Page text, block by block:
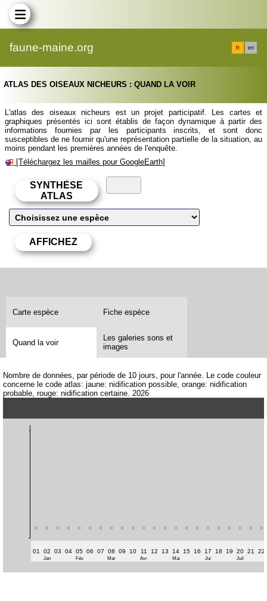
faune-maine.org fr en
ATLAS DES OISEAUX NICHEURS : QUAND LA VOIR
L'atlas des oiseaux nicheurs est un projet participatif. Les cartes et
graphiques présentés ici sont établis de façon dynamique à partir des
informations fournies par les participants inscrits, et sont donc
susceptibles de ne fournir qu'une représentation partielle de la situation, au
moins pendant les premières années de l'enquête.
[Téléchargez les mailles pour GoogleEarth]
Carte espèce Fiche espèce
Quand la voir
Les galeries sons et
images
Nombre de données, par période de 10 jours, pour l'année. Le code couleur
concerne le code atlas: jaune: nidification possible, orange: nidification
probable, rouge: nidification certaine. 2026
0 0 0 0 0 0 0 0 0 0 0 0 0 0 0 0 0 0 0 0 0 0
01 02 03 04 05 06 07 08 09 10 11 12 13 14 15 16 17 18 19 20 21 22
Jan Fév Mar Avr Mai Jui Juil